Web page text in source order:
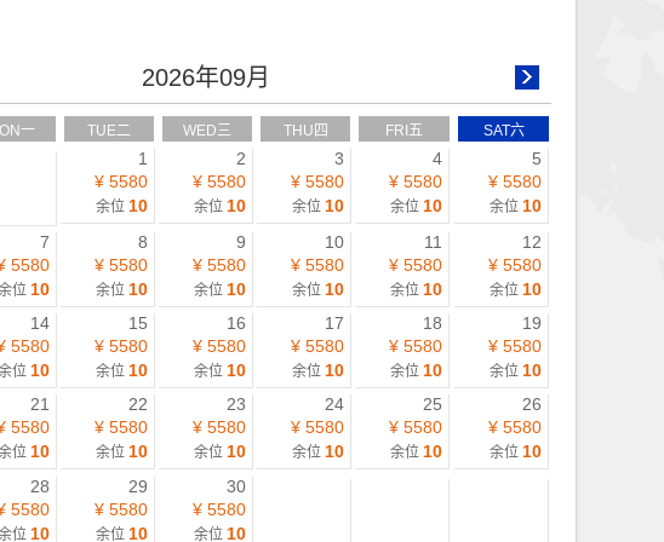
2026年09月
一 TUE二 WED三 THU四 FRI五 SAT六
1
¥ 5580
余位 10
2
¥ 5580
余位 10
3
¥ 5580
余位 10
4
¥ 5580
余位 10
5
¥ 5580
余位 10
7
5580
位 10
8
¥ 5580
余位 10
9
¥ 5580
余位 10
10
¥ 5580
余位 10
11
¥ 5580
余位 10
12
¥ 5580
余位 10
14
5580
位 10
15
¥ 5580
余位 10
16
¥ 5580
余位 10
17
¥ 5580
余位 10
18
¥ 5580
余位 10
19
¥ 5580
余位 10
21
5580
位 10
22
¥ 5580
余位 10
23
¥ 5580
余位 10
24
¥ 5580
余位 10
25
¥ 5580
余位 10
26
¥ 5580
余位 10
28
5580
位 10
29
¥ 5580
余位 10
30
¥ 5580
余位 10